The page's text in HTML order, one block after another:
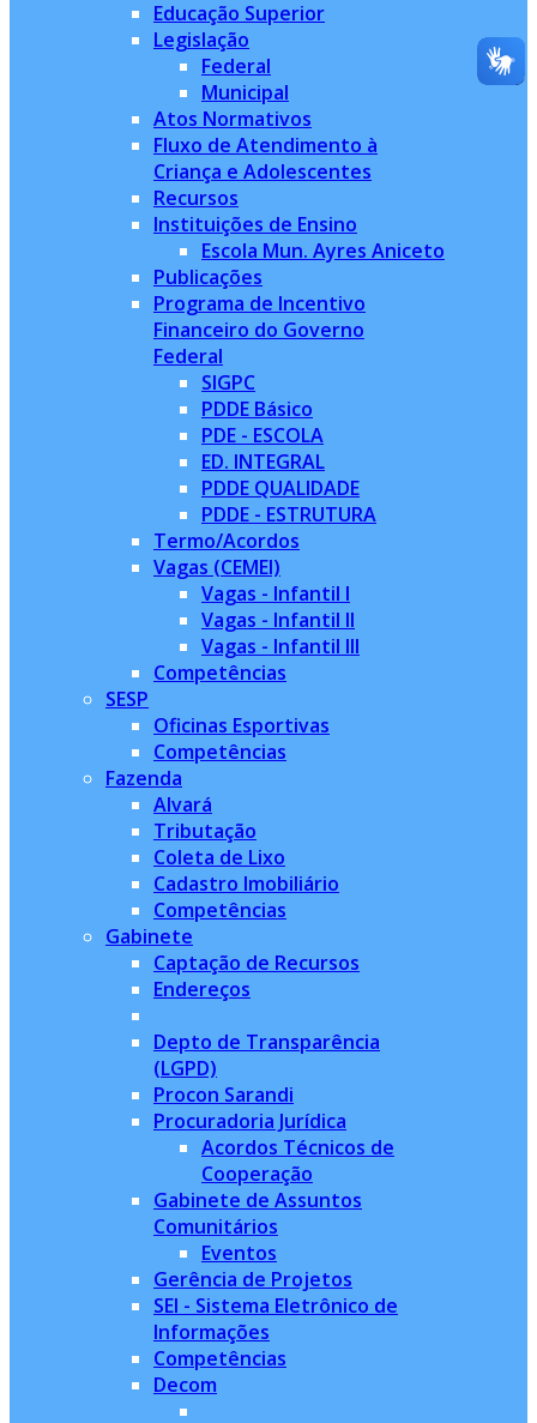
Educação Superior
Legislação
Federal
Municipal
Atos Normativos
Fluxo de Atendimento à
Criança e Adolescentes
Recursos
Instituições de Ensino
Escola Mun. Ayres Aniceto
Publicações
Programa de Incentivo
Financeiro do Governo
Federal
SIGPC
PDDE Básico
PDE - ESCOLA
ED. INTEGRAL
PDDE QUALIDADE
PDDE - ESTRUTURA
Termo/Acordos
Vagas (CEMEI)
Vagas - Infantil I
Vagas - Infantil II
Vagas - Infantil III
Competências
SESP
Oficinas Esportivas
Competências
Fazenda
Alvará
Tributação
Coleta de Lixo
Cadastro Imobiliário
Competências
Gabinete
Captação de Recursos
Endereços
Depto de Transparência
(LGPD)
Procon Sarandi
Procuradoria Jurídica
Acordos Técnicos de
Cooperação
Gabinete de Assuntos
Comunitários
Eventos
Gerência de Projetos
SEI - Sistema Eletrônico de
Informações
Competências
Decom